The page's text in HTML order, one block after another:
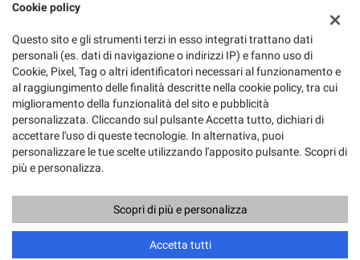
Autoroen.It Di Giuliano Pezzini
Via Palade 36, Fondo (TN)
C.F/P.IVA: 01845640224
Registro delle imprese:TN
Copyright © 2026 GestionaleAuto.com S.r.l., Tutti i diritti riservati -
Leggi l'informativa sulla privacy-Cookie Policy
GestionaleAuto.com
Cookie policy
Questo sito e gli strumenti terzi in esso integrati trattano dati
personali (es. dati di navigazione o indirizzi IP) e fanno uso di
Cookie, Pixel, Tag o altri identificatori necessari al funzionamento e
al raggiungimento delle finalità descritte nella cookie policy, tra cui
miglioramento della funzionalità del sito e pubblicità
personalizzata. Cliccando sul pulsante Accetta tutto, dichiari di
accettare l'uso di queste tecnologie. In alternativa, puoi
personalizzare le tue scelte utilizzando l'apposito pulsante. Scopri di
più e personalizza.
Scopri di più e personalizza
Accetta tutti